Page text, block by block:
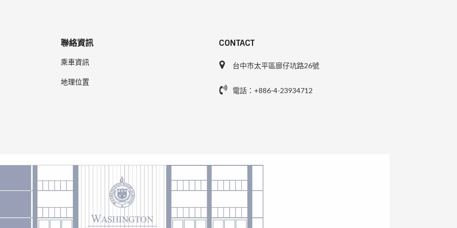
聯絡資訊
乘車資訊
地理位置
CONTACT
台中市太平區廍仔坑路26號
電話：+886-4-23934712